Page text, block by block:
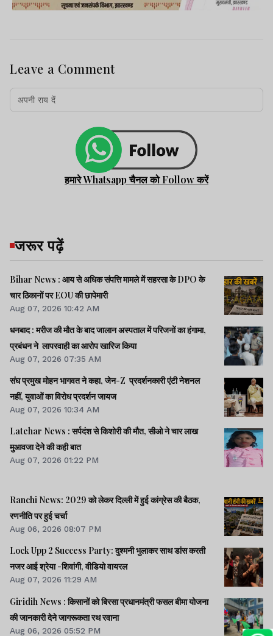
Leave a Comment
हमारे Whatsapp चैनल को Follow करें
जरूर पढ़ें
Bihar News : आय से अधिक संपत्ति मामले में सहरसा के DPO के
चार ठिकानों पर EOU की छापेमारी
Aug 07, 2026 10:42 AM
धनबाद : मरीज की मौत के बाद जालान अस्पताल में परिजनों का हंगामा,
प्रबंधन ने लापरवाही का आरोप खारिज किया
Aug 07, 2026 07:35 AM
संघ प्रमुख मोहन भागवत ने कहा, जेन-Z प्रदर्शनकारी एंटी नेशनल
नहीं, युवाओं का विरोध प्रदर्शन जायज
Aug 07, 2026 10:34 AM
Latehar News : सर्पदंश से किशोरी की मौत, सीओ ने चार लाख
मुआवजा देने की कही बात
Aug 07, 2026 01:22 PM
Ranchi News: 2029 को लेकर दिल्ली में हुई कांग्रेस की बैठक,
रणनीति पर हुई चर्चा
Aug 06, 2026 08:07 PM
Lock Upp 2 Success Party: दुश्मनी भुलाकर साथ डांस करती
नजर आई श्रेया -शिवांगी, वीडियो वायरल
Aug 07, 2026 11:29 AM
Giridih News : किसानों को बिरसा प्रधानमंत्री फसल बीमा योजना
की जानकारी देने जागरूकता रथ रवाना
Aug 06, 2026 05:52 PM